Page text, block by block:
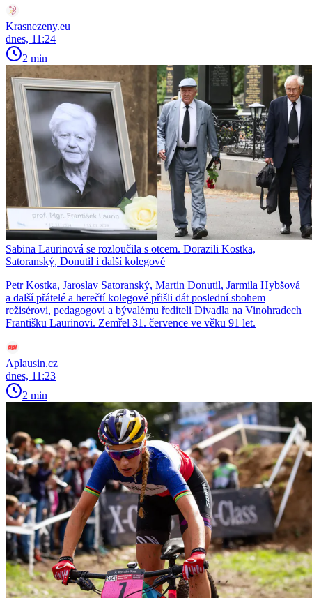
Krasnezeny.eu
dnes, 11:24
2 min
Sabina Laurinová se rozloučila s otcem. Dorazili Kostka,
Satoranský, Donutil i další kolegové
Petr Kostka, Jaroslav Satoranský, Martin Donutil, Jarmila Hybšová
a další přátelé a herečtí kolegové přišli dát poslední sbohem
režisérovi, pedagogovi a bývalému řediteli Divadla na Vinohradech
Františku Laurinovi. Zemřel 31. července ve věku 91 let.
Aplausin.cz
dnes, 11:23
2 min